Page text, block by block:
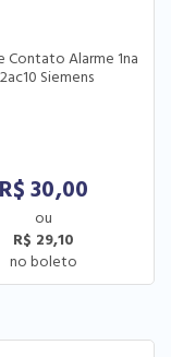
Contato Alarme 1na
Siemens
R$ 30,00
R$ 29,10